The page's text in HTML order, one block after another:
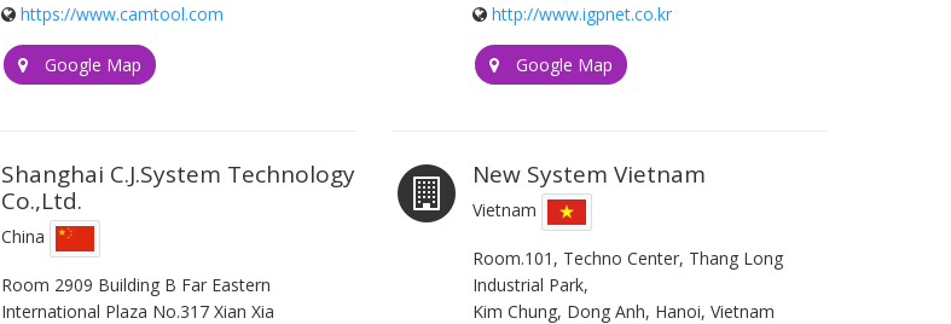
https://www.camtool.com
Google Map
http://www.igpnet.co.kr
Google Map
Shanghai C.J.System Technology
Co.,Ltd.
China
Room 2909 Building B Far Eastern
International Plaza No.317 Xian Xia
New System Vietnam
Vietnam
Room.101, Techno Center, Thang Long
Industrial Park,
Kim Chung, Dong Anh, Hanoi, Vietnam